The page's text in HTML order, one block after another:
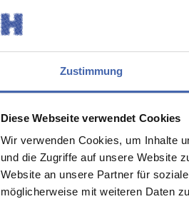
Zustimmung
Diese Webseite verwendet Cookies
Wir verwenden Cookies, um Inhalte
und die Zugriffe auf unsere Website
Website an unsere Partner für
möglicherweise mit weiteren Daten
Über uns
Über unsere
Unsere Leistungen